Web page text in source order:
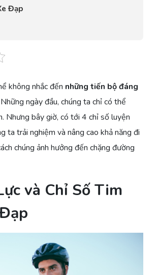
Đạp
không nhắc đến những tiến bộ đáng
ngày đầu, chúng ta chỉ có thể
Nhưng bây giờ, có tới 4 chỉ số luyện
ta trải nghiệm và nâng cao khả năng đi
chúng ảnh hưởng đến chặng đường
và Chỉ Số Tim